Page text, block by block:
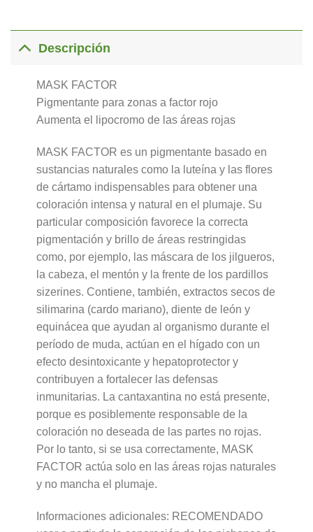
Descripción
MASK FACTOR
Pigmentante para zonas a factor rojo
Aumenta el lipocromo de las áreas rojas
MASK FACTOR es un pigmentante basado en
sustancias naturales como la luteína y las flores
de cártamo indispensables para obtener una
coloración intensa y natural en el plumaje. Su
particular composición favorece la correcta
pigmentación y brillo de áreas restringidas
como, por ejemplo, las máscara de los jilgueros,
la cabeza, el mentón y la frente de los pardillos
sizerines. Contiene, también, extractos secos de
silimarina (cardo mariano), diente de león y
equinácea que ayudan al organismo durante el
período de muda, actúan en el hígado con un
efecto desintoxicante y hepatoprotector y
contribuyen a fortalecer las defensas
inmunitarias. La cantaxantina no está presente,
porque es posiblemente responsable de la
coloración no deseada de las partes no rojas.
Por lo tanto, si se usa correctamente, MASK
FACTOR actúa solo en las áreas rojas naturales
y no mancha el plumaje.
Informaciones adicionales: RECOMENDADO